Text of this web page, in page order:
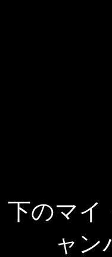
下のマイ
ャン